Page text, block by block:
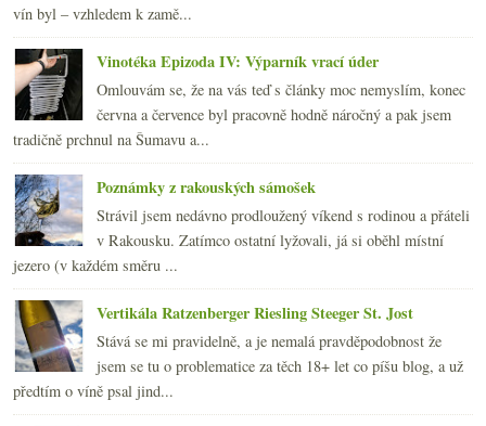
vín byl – vzhledem k zamě...
Vinotéka Epizoda IV: Výparník vrací úder
Omlouvám se, že na vás teď s články moc nemyslím, konec
června a července byl pracovně hodně náročný a pak jsem
tradičně prchnul na Šumavu a...
Poznámky z rakouských sámošek
Strávil jsem nedávno prodloužený víkend s rodinou a přáteli
v Rakousku. Zatímco ostatní lyžovali, já si oběhl místní
jezero (v každém směru ...
Vertikála Ratzenberger Riesling Steeger St. Jost
Stává se mi pravidelně, a je nemalá pravděpodobnost že
jsem se tu o problematice za těch 18+ let co píšu blog, a už
předtím o víně psal jind...